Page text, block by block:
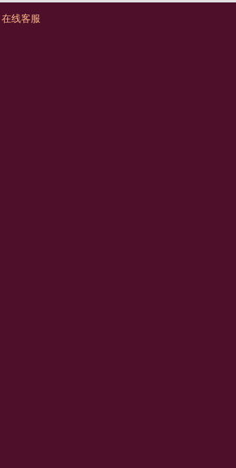
在线客服